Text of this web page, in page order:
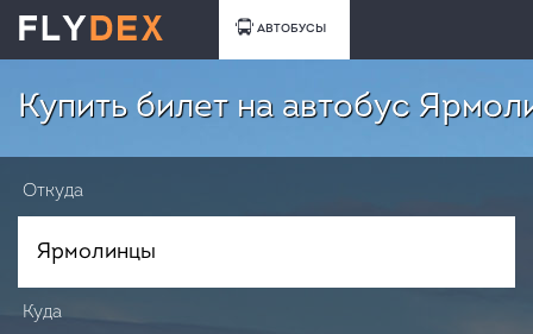
АВТОБУСЫ
Купить билет на автобус
Откуда
Куда